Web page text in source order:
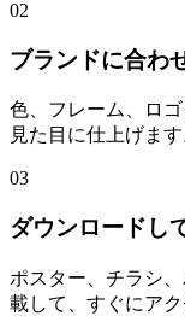
02
ブランドに合わ
色、フレーム、ロ
見た目に仕上げます
03
ダウンロードし
ポスター、チラシ
載して、すぐにア